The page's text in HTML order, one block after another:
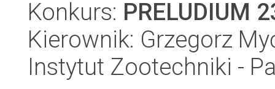
Konkurs: PRELUDIUM
Kierownik: Grzegorz
Instytut Zootechniki -